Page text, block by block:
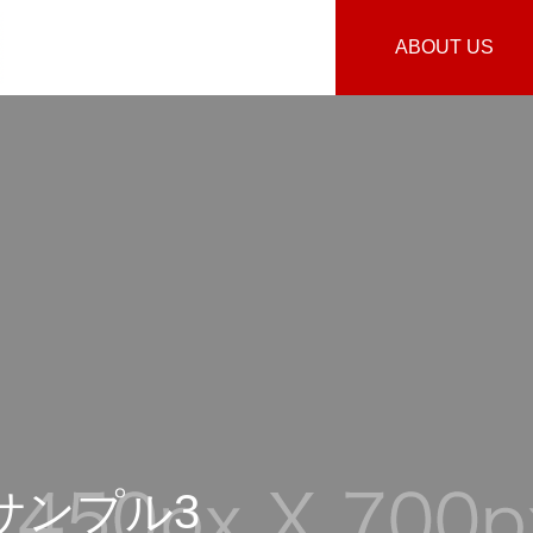
ABOUT US
ンプル3